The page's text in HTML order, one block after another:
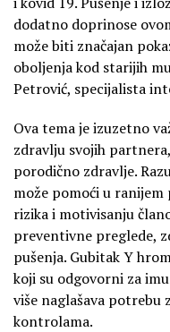
dodatno doprinose
može biti značajan
oboljenja kod starijih
Petrović, specijalista
Ova tema je izuzetno
zdravlju svojih
porodično zdravlje.
može pomoći u
rizika i motivisanju
preventivne preglede,
pušenja. Gubitak Y
koji su odgovorni za
više naglašava potrebu
kontrolama.